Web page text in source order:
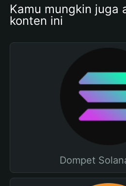
Kamu mungkin juga
konten ini
Dompet